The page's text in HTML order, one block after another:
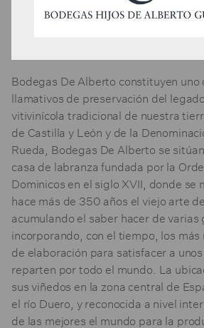
Bodegas De Alberto constituyen uno
llamativos de preservación del
vitivinícola tradicional de nuestra
de Castilla y León y de la
Rueda, Bodegas De Alberto se
casa de labranza fundada por la
Dominicos en el siglo XVII, donde se
hace más de 350 años el viejo arte
acumulando el saber hacer de varias
incorporando, con el tiempo, los
de elaboración para satisfacer a
reparten por todo el mundo. La
sus viñedos en la zona central de
el río Duero, y reconocida a nivel
de las mejores el mundo para la